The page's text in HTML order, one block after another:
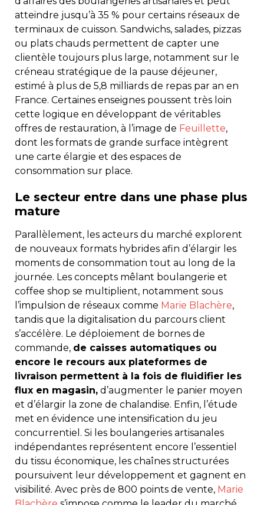
atteindre jusqu’à 35 % pour certains réseaux de
terminaux de cuisson. Sandwichs, salades, pizzas
ou plats chauds permettent de capter une
clientèle toujours plus large, notamment sur le
créneau stratégique de la pause déjeuner,
estimé à plus de 5,8 milliards de repas par an en
France. Certaines enseignes poussent très loin
cette logique en développant de véritables
offres de restauration, à l’image de Feuillette,
dont les formats de grande surface intègrent
une carte élargie et des espaces de
consommation sur place.
Le secteur entre dans une phase plus
mature
Parallèlement, les acteurs du marché explorent
de nouveaux formats hybrides afin d’élargir les
moments de consommation tout au long de la
journée. Les concepts mêlant boulangerie et
coffee shop se multiplient, notamment sous
l’impulsion de réseaux comme Marie Blachère,
tandis que la digitalisation du parcours client
s’accélère. Le déploiement de bornes de
commande, de caisses automatiques ou
encore le recours aux plateformes de
livraison permettent à la fois de fluidifier les
flux en magasin, d’augmenter le panier moyen
et d’élargir la zone de chalandise. Enfin, l’étude
met en évidence une intensification du jeu
concurrentiel. Si les boulangeries artisanales
indépendantes représentent encore l’essentiel
du tissu économique, les chaînes structurées
poursuivent leur développement et gagnent en
visibilité. Avec près de 800 points de vente, Marie